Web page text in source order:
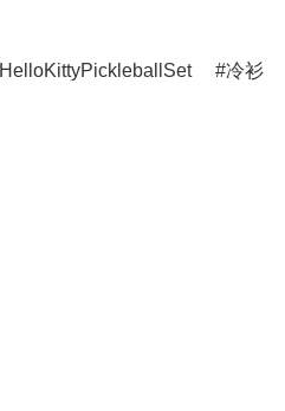
HelloKittyPickleballSet 冷衫